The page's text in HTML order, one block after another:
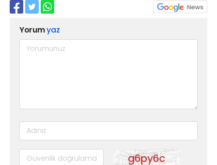
Yorumyaz